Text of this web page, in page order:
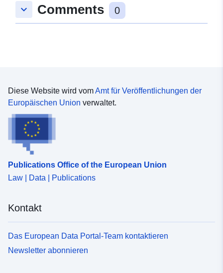
1554-4a94-8673-d840de490cd6
keyboard_arrow_down Comments 0
Diese Website wird vomAmt für Veröffentlichungen der
Europäischen Union verwaltet.
Publications Office of the European Union
Law | Data | Publications
Kontakt
Das European Data Portal-Team kontaktieren
Newsletter abonnieren